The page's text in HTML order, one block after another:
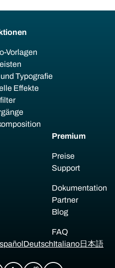
Vorlagen
Typografie
Effekte
Premium
Preise
Support
Dokumentation
Partner
Blog
FAQ
DeutschItaliano日本語